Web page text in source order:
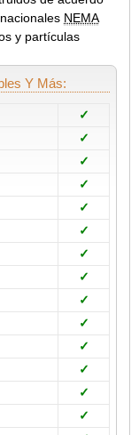
NEMA
y partículas
Y Más:
✓
✓
✓
✓
✓
✓
✓
✓
✓
✓
✓
✓
✓
✓